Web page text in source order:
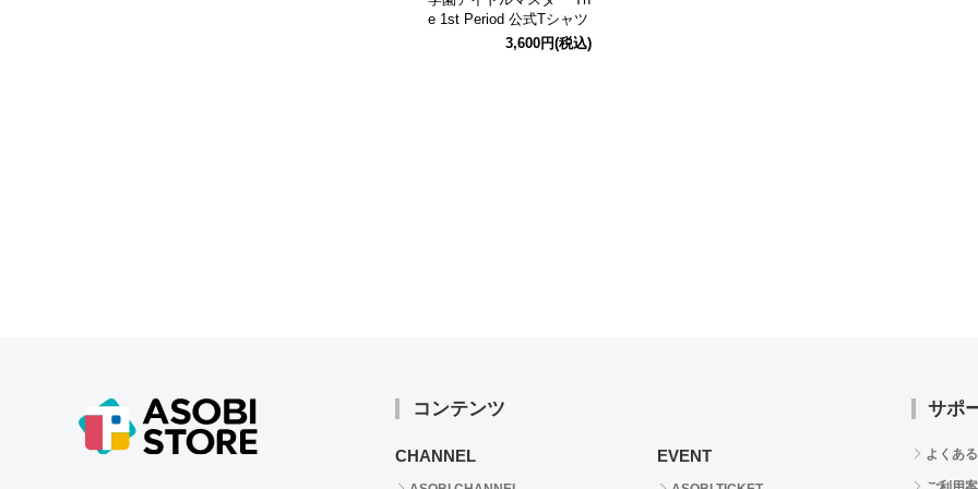
e 1st Period 公式Tシャツ
ホワイト XLサイズ
3,600円(税込)
コンテンツ
CHANNEL EVENT
サポ
よくあ